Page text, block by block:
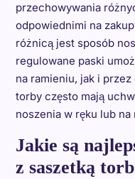
przechowywania
odpowiednimi na
różnicą jest sposób
regulowane paski
na ramieniu, jak i
torby często mają
noszenia w ręku lub na
Jakie są
z saszetką